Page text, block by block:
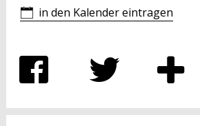
in den Kalender eintragen